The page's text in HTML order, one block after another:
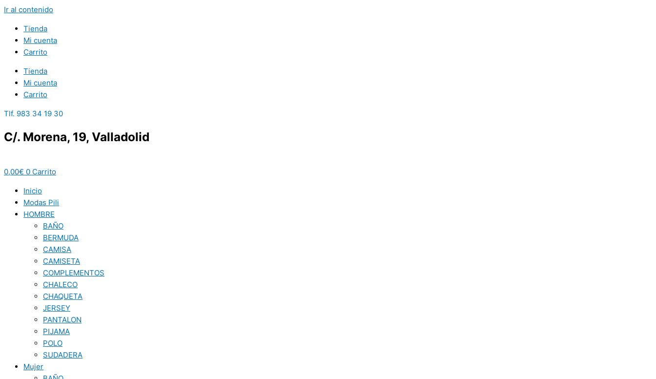
Ir al contenido
Tienda
Mi cuenta
Carrito
Tienda
Mi cuenta
Carrito
Tlf. 983 34 19 30
C/. Morena, 19, Valladolid
0,00€ 0 Carrito
Inicio
Modas Pili
HOMBRE
BAÑO
BERMUDA
CAMISA
CAMISETA
COMPLEMENTOS
CHALECO
CHAQUETA
JERSEY
PANTALON
PIJAMA
POLO
SUDADERA
Mujer